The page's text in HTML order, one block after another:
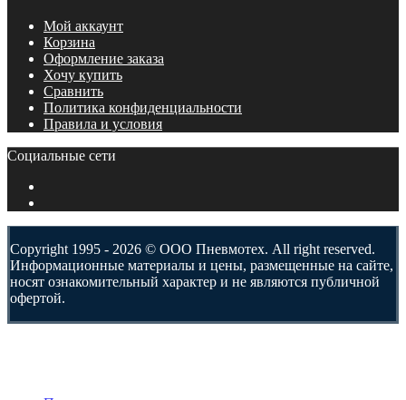
Мой аккаунт
Корзина
Оформление заказа
Хочу купить
Сравнить
Политика конфиденциальности
Правила и условия
Социальные сети
Copyright 1995 - 2026 © ООО Пневмотех. All right reserved.
Информационные материалы и цены, размещенные на сайте,
носят ознакомительный характер и не являются публичной
офертой.